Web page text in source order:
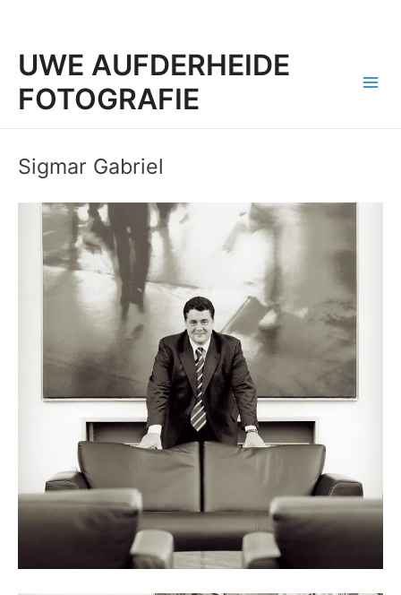
UWE AUFDERHEIDE
FOTOGRAFIE
Sigmar Gabriel